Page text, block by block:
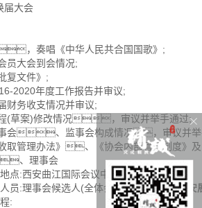
届大会
，奏唱《中华人民共合国国歌》;
员大会到会情况;
复文件》;
2020年度工作报告并审议;
财务收支情况并审议;
(草案)修改情况，审议并举手通过;
会、监事会构成情况，审议并举
取管理办法》、《协会内部管理制度
、理事会
:西安曲江国际会议中心主席团
:理事会候选人(全体会员列席) 内容由西安
: